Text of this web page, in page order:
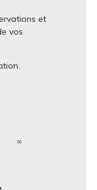
et
vos